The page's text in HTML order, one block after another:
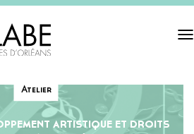
Atelier
ARTISTIQUE ET DROITS